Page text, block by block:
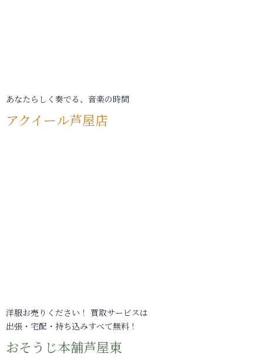
あなたらしく奏でる、音楽の時間
アクイール芦屋店
洋服お売りください！ 買取サービスは
出張・宅配・持ち込みすべて無料！
おそうじ本舗芦屋東